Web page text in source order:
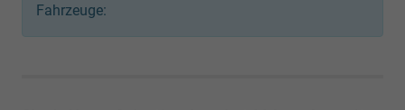
Fahrzeuge: